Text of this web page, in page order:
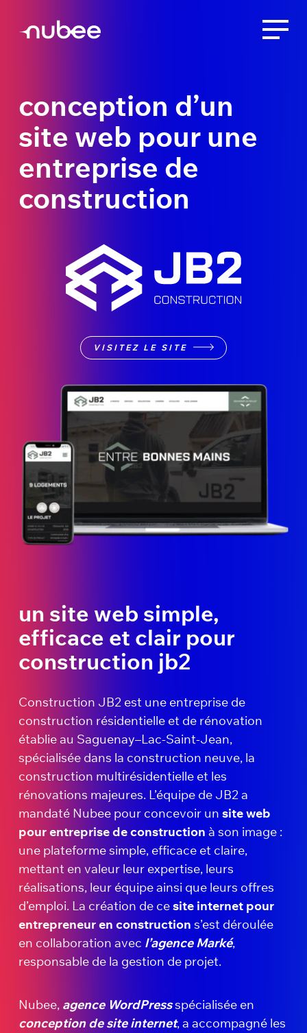
conception d’un
site web pour une
entreprise de
construction
VISITEZ LE SITE
un site web simple,
efficace et clair pour
construction jb2
Construction JB2 est une entreprise de
construction résidentielle et de rénovation
établie au Saguenay–Lac-Saint-Jean,
spécialisée dans la construction neuve, la
construction multirésidentielle et les
rénovations majeures. L’équipe de JB2 a
mandaté Nubee pour concevoir un site web
pour entreprise de construction à son image :
une plateforme simple, efficace et claire,
mettant en valeur leur expertise, leurs
réalisations, leur équipe ainsi que leurs offres
d’emploi. La création de cesite internet pour
entrepreneur en construction s’est déroulée
en collaboration avec l’agence Marké,
responsable de la gestion de projet.
Nubee, agence WordPressspécialisée en
conception de site internet, a accompagné les